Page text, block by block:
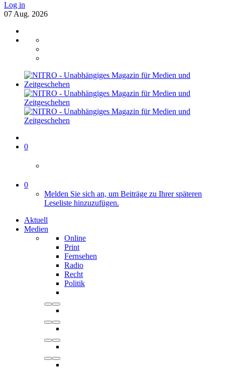
Log in
07 Aug. 2026
0
0
Melden Sie sich an, um Beiträge zu Ihrer späteren
Leseliste hinzuzufügen.
Aktuell
Medien
Online
Print
Fernsehen
Radio
Recht
Politik